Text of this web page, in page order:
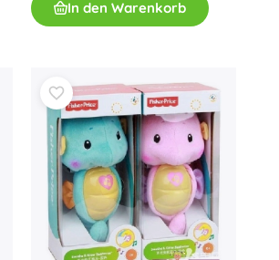
In den Warenkorb